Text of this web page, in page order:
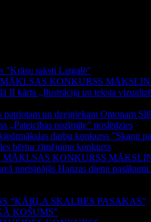
"Krāsu raksti Latgalē"
KONKURSS
II kārta „Ilustrācija un teksta
un dzejniekam Ontonam
„Pateicības nozīmīte” noslēdzies
darbu konkurss ”Skaņu
bērnu zīmējumu konkurss
KONKURSS
norisinājās Hanzas dienu pasākumi.
“KĀRĻA SKALBES PASAKAS”
KOŠUMS”